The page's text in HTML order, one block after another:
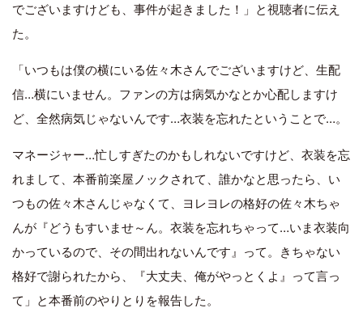
でございますけども、事件が起きました！」と視聴者に伝え
た。
「いつもは僕の横にいる佐々木さんでございますけど、生配
信…横にいません。ファンの方は病気かなとか心配しますけ
ど、全然病気じゃないんです…衣装を忘れたということで…。
マネージャー…忙しすぎたのかもしれないですけど、衣装を忘
れまして、本番前楽屋ノックされて、誰かなと思ったら、い
つもの佐々木さんじゃなくて、ヨレヨレの格好の佐々木ちゃ
んが『どうもすいませ～ん。衣装を忘れちゃって…いま衣装向
かっているので、その間出れないんです』って。きちゃない
格好で謝られたから、『大丈夫、俺がやっとくよ』って言っ
て」と本番前のやりとりを報告した。